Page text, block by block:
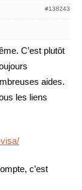
#138243
C’est plutôt
aides.
les liens
c’est